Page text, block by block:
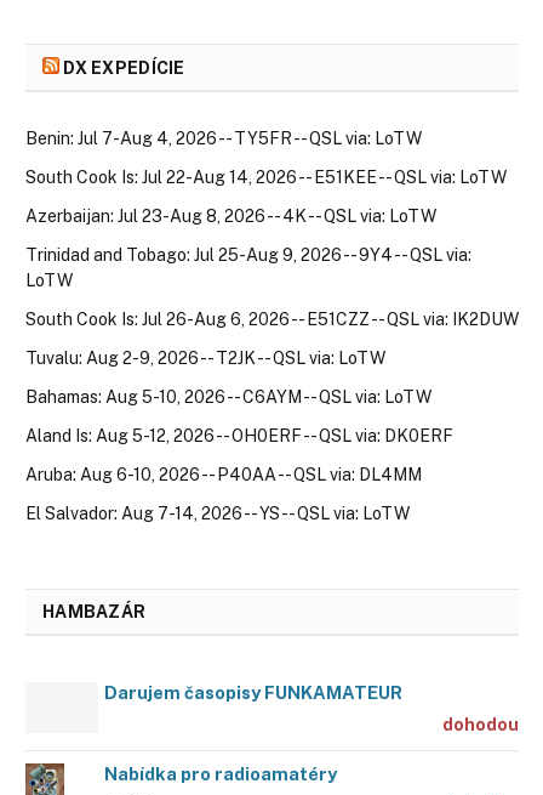
DX EXPEDÍCIE
Benin: Jul 7-Aug 4, 2026 -- TY5FR -- QSL via: LoTW
South Cook Is: Jul 22-Aug 14, 2026 -- E51KEE -- QSL via: LoTW
Azerbaijan: Jul 23-Aug 8, 2026 -- 4K -- QSL via: LoTW
Trinidad and Tobago: Jul 25-Aug 9, 2026 -- 9Y4 -- QSL via:
LoTW
South Cook Is: Jul 26-Aug 6, 2026 -- E51CZZ -- QSL via: IK2DUW
Tuvalu: Aug 2-9, 2026 -- T2JK -- QSL via: LoTW
Bahamas: Aug 5-10, 2026 -- C6AYM -- QSL via: LoTW
Aland Is: Aug 5-12, 2026 -- OH0ERF -- QSL via: DK0ERF
Aruba: Aug 6-10, 2026 -- P40AA -- QSL via: DL4MM
El Salvador: Aug 7-14, 2026 -- YS -- QSL via: LoTW
HAMBAZÁR
Darujem časopisy FUNKAMATEUR
dohodou
Nabídka pro radioamatéry